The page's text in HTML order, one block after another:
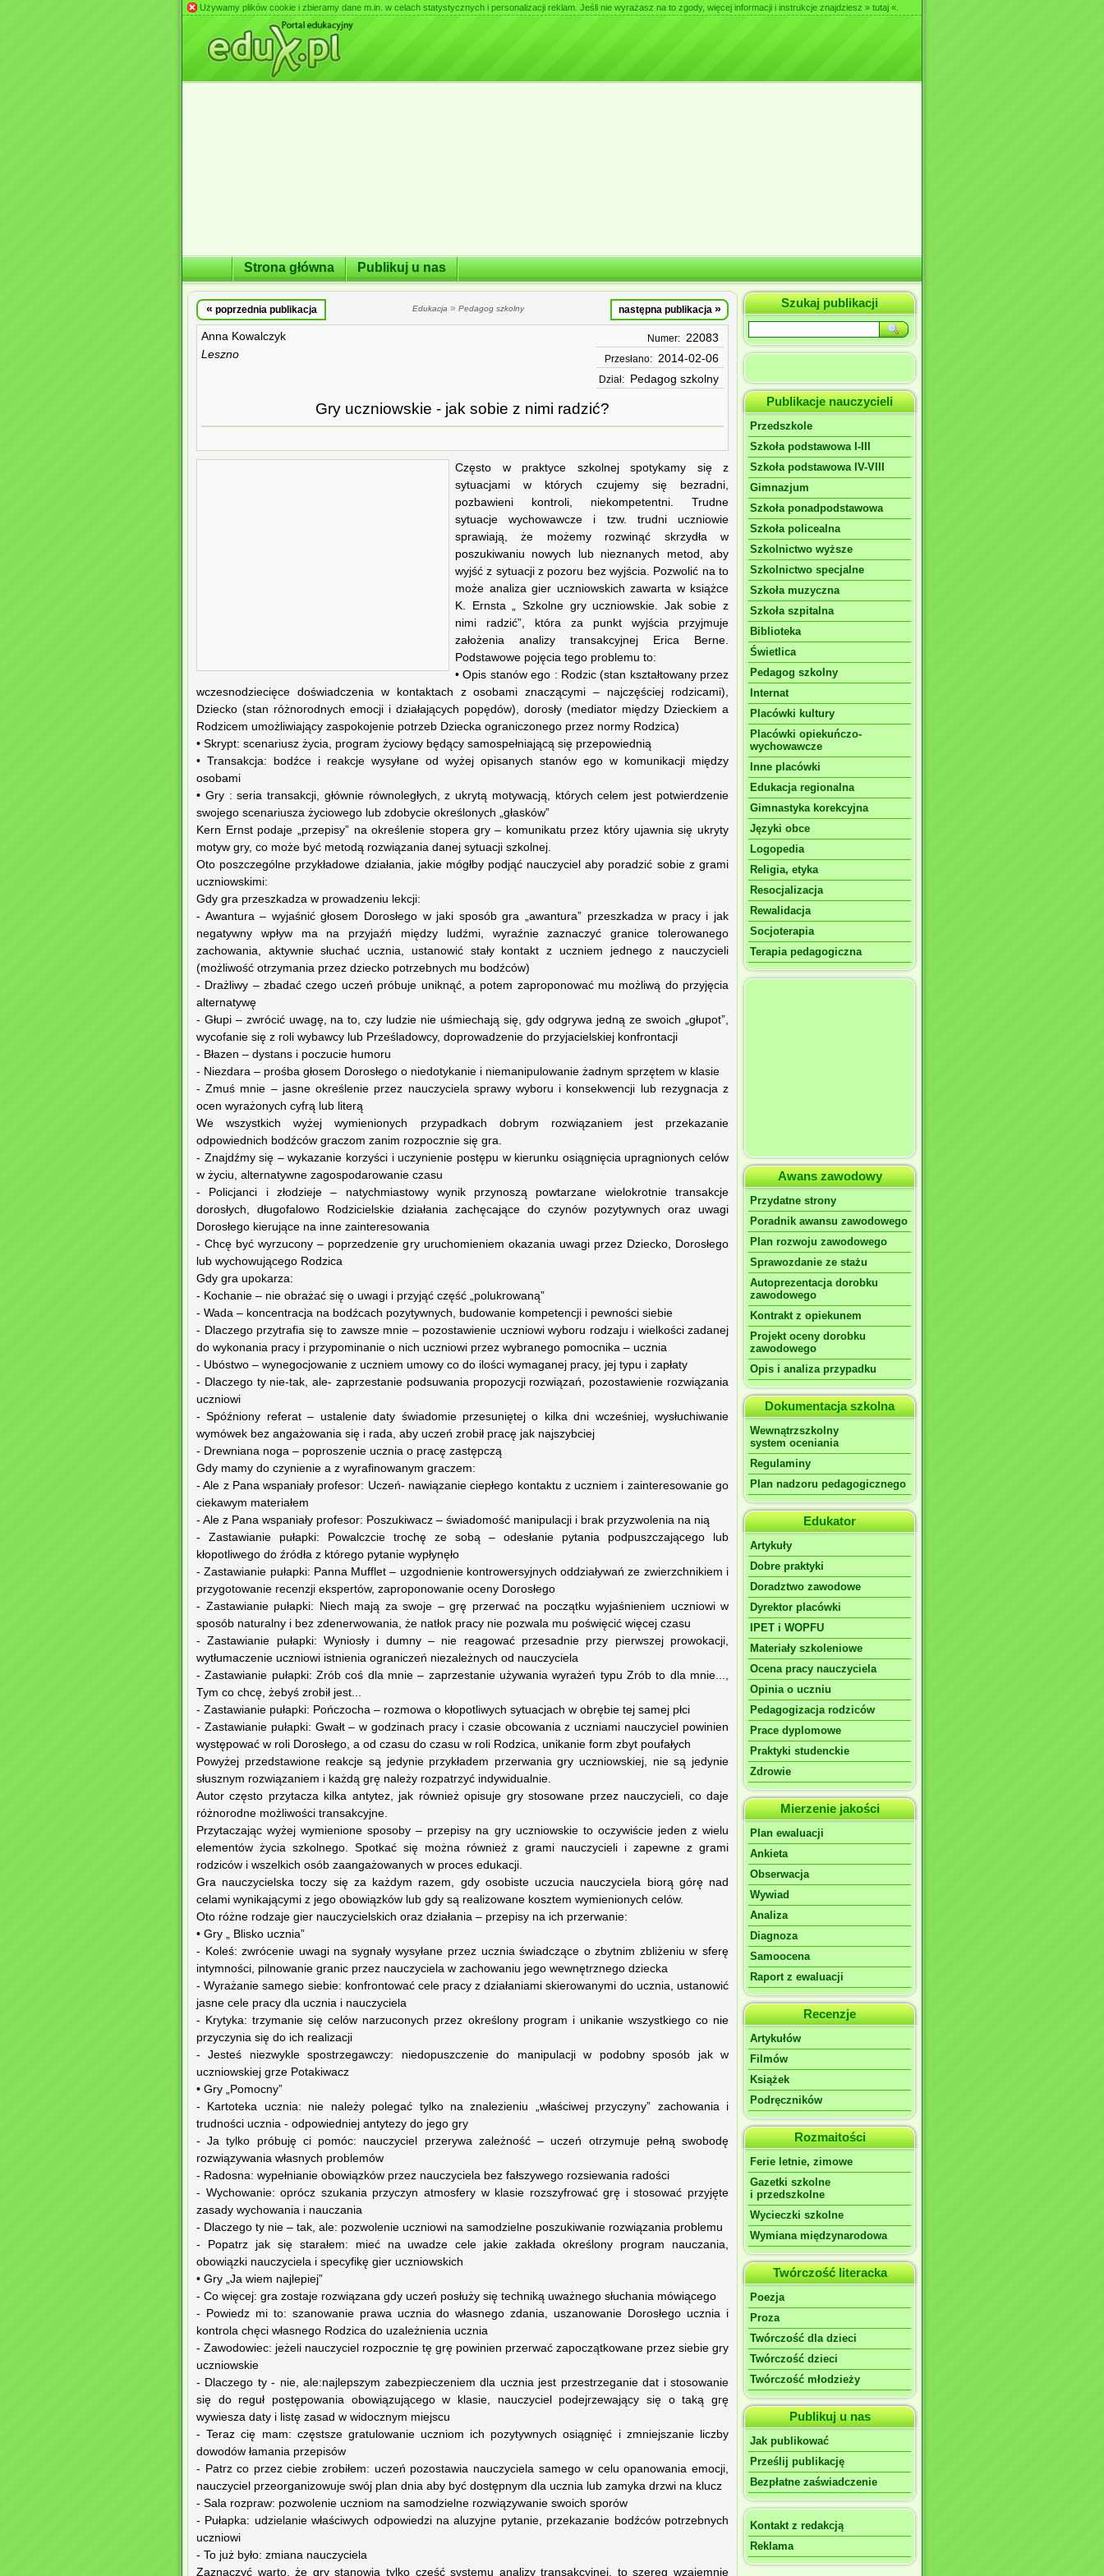
Używamy plików cookie i zbieramy dane m.in. w celach statystycznych i personalizacji reklam. Jeśli nie wyrażasz na to zgody, więcej informacji i instrukcje znajdziesz » tutaj «
Strona główna Publikuj u nas
« poprzednia publikacja Edukacja » Pedagog szkolny następna publikacja »
Anna Kowalczyk
Leszno
Numer: 22083
Przesłano: 2014-02-06
Dział: Pedagog szkolny
Gry uczniowskie - jak sobie z nimi radzić?
Często w praktyce szkolnej spotykamy się z
sytuacjami w których czujemy się bezradni,
pozbawieni kontroli, niekompetentni. Trudne
sytuacje wychowawcze i tzw. trudni uczniowie
sprawiają, że możemy rozwinąć skrzydła w
poszukiwaniu nowych lub nieznanych metod, aby
wyjść z sytuacji z pozoru bez wyjścia. Pozwolić na to
może analiza gier uczniowskich zawarta w książce
K. Ernsta „ Szkolne gry uczniowskie. Jak sobie z
nimi radzić”, która za punkt wyjścia przyjmuje
założenia analizy transakcyjnej Erica Berne.
Podstawowe pojęcia tego problemu to:
• Opis stanów ego : Rodzic (stan kształtowany przez
wczesnodziecięce doświadczenia w kontaktach z osobami znaczącymi – najczęściej rodzicami),
Dziecko (stan różnorodnych emocji i działających popędów), dorosły (mediator między Dzieckiem a
Rodzicem umożliwiający zaspokojenie potrzeb Dziecka ograniczonego przez normy Rodzica)
• Skrypt: scenariusz życia, program życiowy będący samospełniającą się przepowiednią
• Transakcja: bodźce i reakcje wysyłane od wyżej opisanych stanów ego w komunikacji między
osobami
• Gry : seria transakcji, głównie równoległych, z ukrytą motywacją, których celem jest potwierdzenie
swojego scenariusza życiowego lub zdobycie określonych „głasków”
Kern Ernst podaje „przepisy” na określenie stopera gry – komunikatu przez który ujawnia się ukryty
motyw gry, co może być metodą rozwiązania danej sytuacji szkolnej.
Oto poszczególne przykładowe działania, jakie mógłby podjąć nauczyciel aby poradzić sobie z grami
uczniowskimi:
Gdy gra przeszkadza w prowadzeniu lekcji:
- Awantura – wyjaśnić głosem Dorosłego w jaki sposób gra „awantura” przeszkadza w pracy i jak
negatywny wpływ ma na przyjaźń między ludźmi, wyraźnie zaznaczyć granice tolerowanego
zachowania, aktywnie słuchać ucznia, ustanowić stały kontakt z uczniem jednego z nauczycieli
(możliwość otrzymania przez dziecko potrzebnych mu bodźców)
- Drażliwy – zbadać czego uczeń próbuje uniknąć, a potem zaproponować mu możliwą do przyjęcia
alternatywę
- Głupi – zwrócić uwagę, na to, czy ludzie nie uśmiechają się, gdy odgrywa jedną ze swoich „głupot”,
wycofanie się z roli wybawcy lub Prześladowcy, doprowadzenie do przyjacielskiej konfrontacji
- Błazen – dystans i poczucie humoru
- Niezdara – prośba głosem Dorosłego o niedotykanie i niemanipulowanie żadnym sprzętem w klasie
- Zmuś mnie – jasne określenie przez nauczyciela sprawy wyboru i konsekwencji lub rezygnacja z
ocen wyrażonych cyfrą lub literą
We wszystkich wyżej wymienionych przypadkach dobrym rozwiązaniem jest przekazanie
odpowiednich bodźców graczom zanim rozpocznie się gra.
- Znajdźmy się – wykazanie korzyści i uczynienie postępu w kierunku osiągnięcia upragnionych celów
w życiu, alternatywne zagospodarowanie czasu
- Policjanci i złodzieje – natychmiastowy wynik przynoszą powtarzane wielokrotnie transakcje
dorosłych, długofalowo Rodzicielskie działania zachęcające do czynów pozytywnych oraz uwagi
Dorosłego kierujące na inne zainteresowania
- Chcę być wyrzucony – poprzedzenie gry uruchomieniem okazania uwagi przez Dziecko, Dorosłego
lub wychowującego Rodzica
Gdy gra upokarza:
- Kochanie – nie obrażać się o uwagi i przyjąć część „polukrowaną”
- Wada – koncentracja na bodźcach pozytywnych, budowanie kompetencji i pewności siebie
- Dlaczego przytrafia się to zawsze mnie – pozostawienie uczniowi wyboru rodzaju i wielkości zadanej
do wykonania pracy i przypominanie o nich uczniowi przez wybranego pomocnika – ucznia
- Ubóstwo – wynegocjowanie z uczniem umowy co do ilości wymaganej pracy, jej typu i zapłaty
- Dlaczego ty nie-tak, ale- zaprzestanie podsuwania propozycji rozwiązań, pozostawienie rozwiązania
uczniowi
- Spóźniony referat – ustalenie daty świadomie przesuniętej o kilka dni wcześniej, wysłuchiwanie
wymówek bez angażowania się i rada, aby uczeń zrobił pracę jak najszybciej
- Drewniana noga – poproszenie ucznia o pracę zastępczą
Gdy mamy do czynienie a z wyrafinowanym graczem:
- Ale z Pana wspaniały profesor: Uczeń- nawiązanie ciepłego kontaktu z uczniem i zainteresowanie go
ciekawym materiałem
- Ale z Pana wspaniały profesor: Poszukiwacz – świadomość manipulacji i brak przyzwolenia na nią
- Zastawianie pułapki: Powalczcie trochę ze sobą – odesłanie pytania podpuszczającego lub
kłopotliwego do źródła z którego pytanie wypłynęło
- Zastawianie pułapki: Panna Mufflet – uzgodnienie kontrowersyjnych oddziaływań ze zwierzchnikiem i
przygotowanie recenzji ekspertów, zaproponowanie oceny Dorosłego
- Zastawianie pułapki: Niech mają za swoje – grę przerwać na początku wyjaśnieniem uczniowi w
sposób naturalny i bez zdenerwowania, że natłok pracy nie pozwala mu poświęcić więcej czasu
- Zastawianie pułapki: Wyniosły i dumny – nie reagować przesadnie przy pierwszej prowokacji,
wytłumaczenie uczniowi istnienia ograniczeń niezależnych od nauczyciela
- Zastawianie pułapki: Zrób coś dla mnie – zaprzestanie używania wyrażeń typu Zrób to dla mnie...,
Tym co chcę, żebyś zrobił jest...
- Zastawianie pułapki: Pończocha – rozmowa o kłopotliwych sytuacjach w obrębie tej samej płci
- Zastawianie pułapki: Gwałt – w godzinach pracy i czasie obcowania z uczniami nauczyciel powinien
występować w roli Dorosłego, a od czasu do czasu w roli Rodzica, unikanie form zbyt poufałych
Powyżej przedstawione reakcje są jedynie przykładem przerwania gry uczniowskiej, nie są jedynie
słusznym rozwiązaniem i każdą grę należy rozpatrzyć indywidualnie.
Autor często przytacza kilka antytez, jak również opisuje gry stosowane przez nauczycieli, co daje
różnorodne możliwości transakcyjne.
Przytaczając wyżej wymienione sposoby – przepisy na gry uczniowskie to oczywiście jeden z wielu
elementów życia szkolnego. Spotkać się można również z grami nauczycieli i zapewne z grami
rodziców i wszelkich osób zaangażowanych w proces edukacji.
Gra nauczycielska toczy się za każdym razem, gdy osobiste uczucia nauczyciela biorą górę nad
celami wynikającymi z jego obowiązków lub gdy są realizowane kosztem wymienionych celów.
Oto różne rodzaje gier nauczycielskich oraz działania – przepisy na ich przerwanie:
• Gry „ Blisko ucznia”
- Koleś: zwrócenie uwagi na sygnały wysyłane przez ucznia świadczące o zbytnim zbliżeniu w sferę
intymności, pilnowanie granic przez nauczyciela w zachowaniu jego wewnętrznego dziecka
- Wyrażanie samego siebie: konfrontować cele pracy z działaniami skierowanymi do ucznia, ustanowić
jasne cele pracy dla ucznia i nauczyciela
- Krytyka: trzymanie się celów narzuconych przez określony program i unikanie wszystkiego co nie
przyczynia się do ich realizacji
- Jesteś niezwykle spostrzegawczy: niedopuszczenie do manipulacji w podobny sposób jak w
uczniowskiej grze Potakiwacz
• Gry „Pomocny”
- Kartoteka ucznia: nie należy polegać tylko na znalezieniu „właściwej przyczyny” zachowania i
trudności ucznia - odpowiedniej antytezy do jego gry
- Ja tylko próbuję ci pomóc: nauczyciel przerywa zależność – uczeń otrzymuje pełną swobodę
rozwiązywania własnych problemów
- Radosna: wypełnianie obowiązków przez nauczyciela bez fałszywego rozsiewania radości
- Wychowanie: oprócz szukania przyczyn atmosfery w klasie rozszyfrować grę i stosować przyjęte
zasady wychowania i nauczania
- Dlaczego ty nie – tak, ale: pozwolenie uczniowi na samodzielne poszukiwanie rozwiązania problemu
- Popatrz jak się starałem: mieć na uwadze cele jakie zakłada określony program nauczania,
obowiązki nauczyciela i specyfikę gier uczniowskich
• Gry „Ja wiem najlepiej”
- Co więcej: gra zostaje rozwiązana gdy uczeń posłuży się techniką uważnego słuchania mówiącego
- Powiedz mi to: szanowanie prawa ucznia do własnego zdania, uszanowanie Dorosłego ucznia i
kontrola chęci własnego Rodzica do uzależnienia ucznia
- Zawodowiec: jeżeli nauczyciel rozpocznie tę grę powinien przerwać zapoczątkowane przez siebie gry
uczniowskie
- Dlaczego ty - nie, ale:najlepszym zabezpieczeniem dla ucznia jest przestrzeganie dat i stosowanie
się do reguł postępowania obowiązującego w klasie, nauczyciel podejrzewający się o taką grę
wywiesza daty i listę zasad w widocznym miejscu
- Teraz cię mam: częstsze gratulowanie uczniom ich pozytywnych osiągnięć i zmniejszanie liczby
dowodów łamania przepisów
- Patrz co przez ciebie zrobiłem: uczeń pozostawia nauczyciela samego w celu opanowania emocji,
nauczyciel przeorganizowuje swój plan dnia aby być dostępnym dla ucznia lub zamyka drzwi na klucz
- Sala rozpraw: pozwolenie uczniom na samodzielne rozwiązywanie swoich sporów
- Pułapka: udzielanie właściwych odpowiedzi na aluzyjne pytanie, przekazanie bodźców potrzebnych
uczniowi
- To już było: zmiana nauczyciela
Zaznaczyć warto, że gry stanowią tylko część systemu analizy transakcyjnej, to szereg wzajemnie
Szukaj publikacji
Publikacje nauczycieli
Przedszkole
Szkoła podstawowa I-III
Szkoła podstawowa IV-VIII
Gimnazjum
Szkoła ponadpodstawowa
Szkoła policealna
Szkolnictwo wyższe
Szkolnictwo specjalne
Szkoła muzyczna
Szkoła szpitalna
Biblioteka
Świetlica
Pedagog szkolny
Internat
Placówki kultury
Placówki opiekuńczo-
wychowawcze
Inne placówki
Edukacja regionalna
Gimnastyka korekcyjna
Języki obce
Logopedia
Religia, etyka
Resocjalizacja
Rewalidacja
Socjoterapia
Terapia pedagogiczna
Awans zawodowy
Przydatne strony
Poradnik awansu zawodowego
Plan rozwoju zawodowego
Sprawozdanie ze stażu
Autoprezentacja dorobku
zawodowego
Kontrakt z opiekunem
Projekt oceny dorobku
zawodowego
Opis i analiza przypadku
Dokumentacja szkolna
Wewnątrzszkolny
system oceniania
Regulaminy
Plan nadzoru pedagogicznego
Edukator
Artykuły
Dobre praktyki
Doradztwo zawodowe
Dyrektor placówki
IPET i WOPFU
Materiały szkoleniowe
Ocena pracy nauczyciela
Opinia o uczniu
Pedagogizacja rodziców
Prace dyplomowe
Praktyki studenckie
Zdrowie
Mierzenie jakości
Plan ewaluacji
Ankieta
Obserwacja
Wywiad
Analiza
Diagnoza
Samoocena
Raport z ewaluacji
Recenzje
Artykułów
Filmów
Książek
Podręczników
Rozmaitości
Ferie letnie, zimowe
Gazetki szkolne
i przedszkolne
Wycieczki szkolne
Wymiana międzynarodowa
Twórczość literacka
Poezja
Proza
Twórczość dla dzieci
Twórczość dzieci
Twórczość młodzieży
Publikuj u nas
Jak publikować
Prześlij publikację
Bezpłatne zaświadczenie
Kontakt z redakcją
Reklama